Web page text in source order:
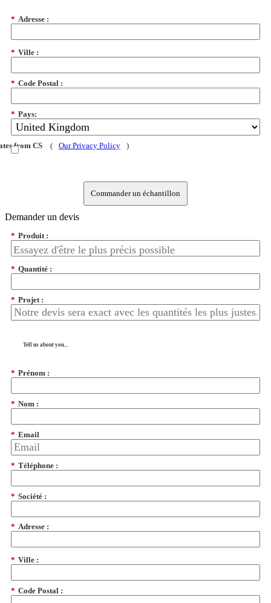
* Adresse :
* Ville :
* Code Postal :
* Pays:
from CS ( Our Privacy Policy )
Commander un échantillon
Demander un devis
* Produit :
* Quantité :
* Projet :
Tell us about you...
* Prénom :
* Nom :
* Email
* Téléphone :
* Société :
* Adresse :
* Ville :
* Code Postal :